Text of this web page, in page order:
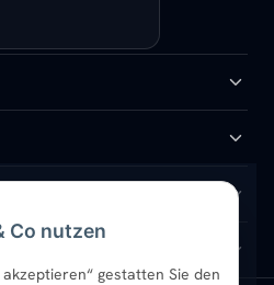
Co nutzen
gestatten Sie den